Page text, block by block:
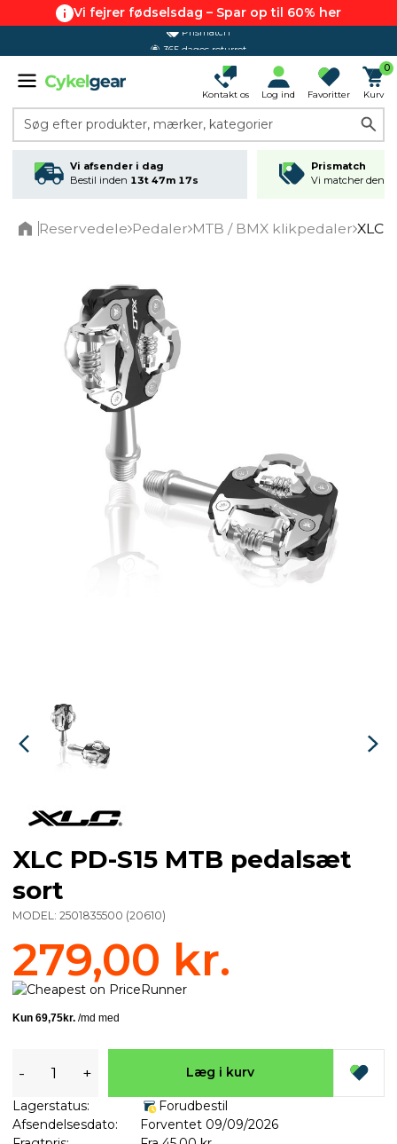
Vi fejrer fødselsdag – Spar op til 60% her
365 dages returret
Kontakt os Log ind Favoritter
0
Kurv
Søg efter produkter, mærker, kategorier
Vi afsender i dag
Bestil inden 13t 47m 17s
Prismatch
Vi matcher den
Reservedele Pedaler MTB / BMX klikpedaler XLC
XLC PD-S15 MTB pedalsæt
sort
MODEL: 2501835500 (20610)
279,00 kr.
- + Læg i kurv
Lagerstatus:
Forudbestil
Afsendelsesdato:
Forventet 09/09/2026